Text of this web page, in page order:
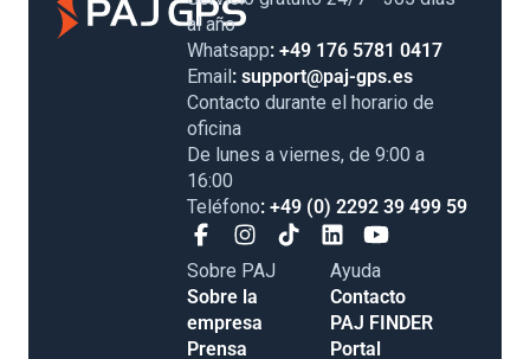
Servicio gratuito 24/7 - 365 días al
año
Whatsapp: +49 176 5781 0417
Email: support@paj-gps.es
Contacto durante el horario de
oficina
De lunes a viernes, de 9:00 a
16:00
Teléfono: +49 (0) 2292 39 499 59
Sobre PAJ
Sobre la empresa
Prensa
Ayuda
Contacto
PAJ FINDER